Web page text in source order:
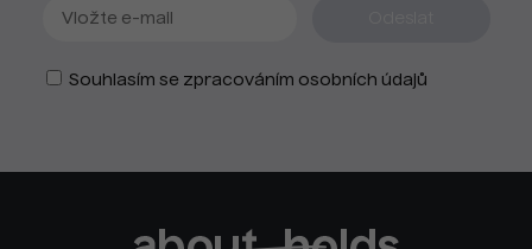
Souhlasím se zpracováním osobních údajů